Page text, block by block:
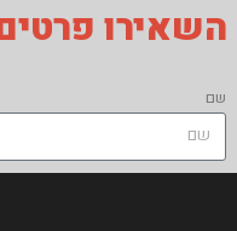
השאירו
שם